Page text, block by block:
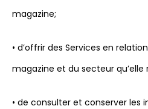
magazine;
• d’offrir des Services en
magazine et du secteur qu’elle
• de consulter et conserver les